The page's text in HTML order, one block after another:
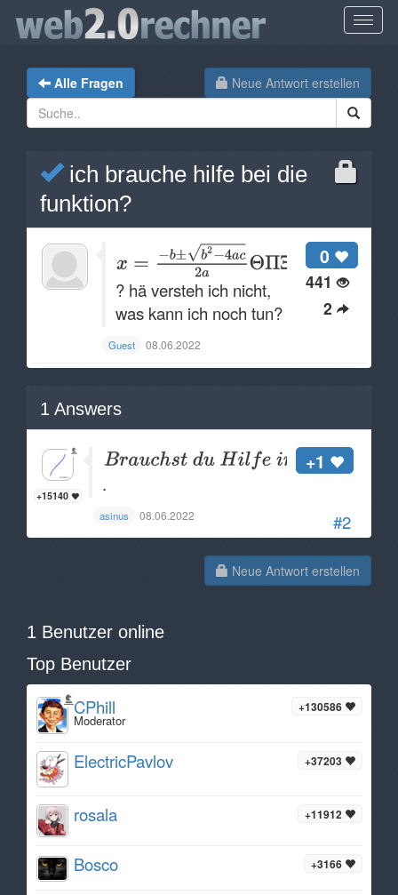
Neue Antwort erstellen
Alle Fragen
ich brauche hilfe bei die
funktion?
0
441
2
? hä versteh ich nicht,
was kann ich noch tun?
Guest 08.06.2022
1 Answers
#2
+15140
+1
.
asinus 08.06.2022
Neue Antwort erstellen
1 Benutzer online
Top Benutzer
+130586
CPhill
Moderator
+37203
ElectricPavlov
+11912
rosala
+3166
Bosco